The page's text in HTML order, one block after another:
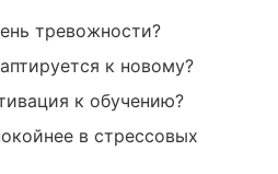
тревожности?
к новому?
к обучению?
в стрессовых